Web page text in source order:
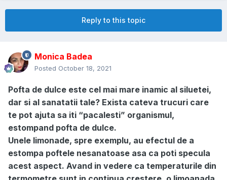
Reply to this topic
Monica Badea
Posted October 18, 2021
Pofta de dulce este cel mai mare inamic al siluetei,
dar si al sanatatii tale? Exista cateva trucuri care
te pot ajuta sa iti “pacalesti” organismul,
estompand pofta de dulce.
Unele limonade, spre exemplu, au efectul de a
estompa poftele nesanatoase asa ca poti specula
acest aspect. Avand in vedere ca temperaturile din